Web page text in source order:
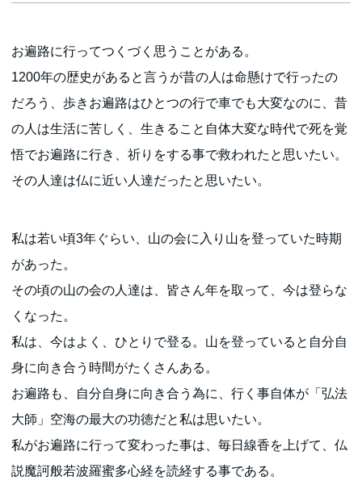
お遍路に行ってつくづく思うことがある。
1200年の歴史があると言うが昔の人は命懸けで行ったの
だろう、歩きお遍路はひとつの行で車でも大変なのに、昔
の人は生活に苦しく、生きること自体大変な時代で死を覚
悟でお遍路に行き、祈りをする事で救われたと思いたい。
その人達は仏に近い人達だったと思いたい。
私は若い頃3年ぐらい、山の会に入り山を登っていた時期
があった。
その頃の山の会の人達は、皆さん年を取って、今は登らな
くなった。
私は、今はよく、ひとりで登る。山を登っていると自分自
身に向き合う時間がたくさんある。
お遍路も、自分自身に向き合う為に、行く事自体が「弘法
大師」空海の最大の功徳だと私は思いたい。
私がお遍路に行って変わった事は、毎日線香を上げて、仏
説魔訶般若波羅蜜多心経を読経する事である。